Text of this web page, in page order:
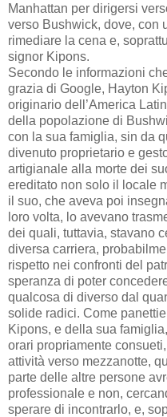
Manhattan per dirigersi
verso Bushwick, dove, con
rimediare la cena e,
signor Kipons.
Secondo le informazioni
grazia di Google, Hayton
originario dell’America
della popolazione di
con la sua famiglia, sin da
divenuto proprietario e
artigianale alla morte dei
ereditato non solo il locale
il suo, che aveva poi
loro volta, lo avevano
dei quali, tuttavia, stavano
diversa carriera,
rispetto nei confronti del
speranza di poter
qualcosa di diverso dal
solide radici. Come
Kipons, e della sua
orari propriamente
attività verso mezzanotte,
parte delle altre persone
professionale e non,
sperare di incontrarlo, e,